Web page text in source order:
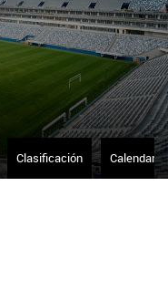
Clasificación Calendario